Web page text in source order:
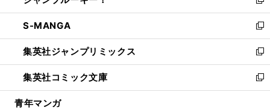
開
く
ウ
で
開
く
ン
ド
ウ
で
開
く
ウ
ィ
ン
ド
ウ
で
開
新
し
い
ウ
ィ
ン
ド
ウ
S-MANGA
新
し
い
ウ
ィ
ン
集英社ジャンプリミックス
新
し
い
ウ
集英社コミック文庫
新
し
青年マンガ